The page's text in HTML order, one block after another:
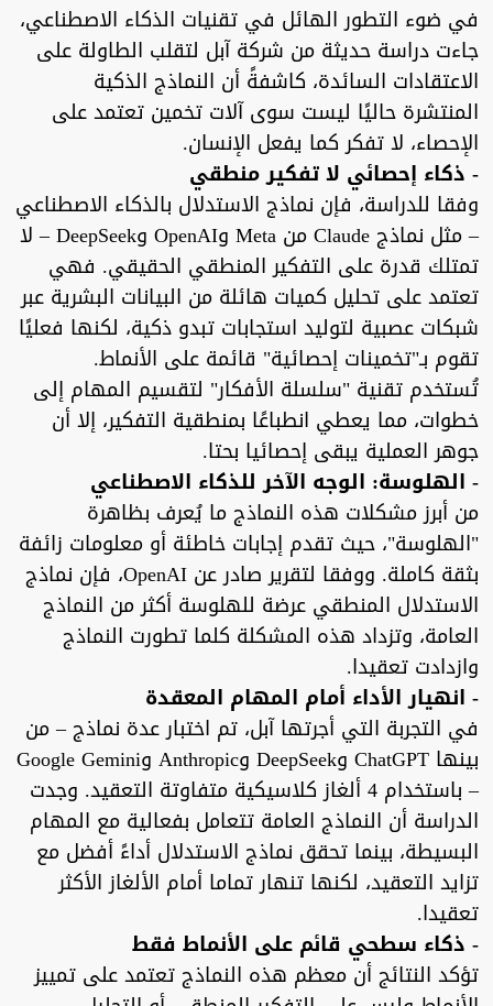
في ضوء التطور الهائل في تقنيات الذكاء الاصطناعي،
جاءت دراسة حديثة من شركة آبل لتقلب الطاولة على
الاعتقادات السائدة، كاشفةً أن النماذج الذكية
المنتشرة حاليًا ليست سوى آلات تخمين تعتمد على
الإحصاء، لا تفكر كما يفعل الإنسان.
- ذكاء إحصائي لا تفكير منطقي
وفقا للدراسة، فإن نماذج الاستدلال بالذكاء الاصطناعي
– مثل نماذج Claude من Meta وOpenAI وDeepSeek – لا
تمتلك قدرة على التفكير المنطقي الحقيقي. فهي
تعتمد على تحليل كميات هائلة من البيانات البشرية عبر
شبكات عصبية لتوليد استجابات تبدو ذكية، لكنها فعليًا
تقوم بـ"تخمينات إحصائية" قائمة على الأنماط.
تُستخدم تقنية "سلسلة الأفكار" لتقسيم المهام إلى
خطوات، مما يعطي انطباعًا بمنطقية التفكير، إلا أن
جوهر العملية يبقى إحصائيا بحتا.
- الهلوسة: الوجه الآخر للذكاء الاصطناعي
من أبرز مشكلات هذه النماذج ما يُعرف بظاهرة
"الهلوسة"، حيث تقدم إجابات خاطئة أو معلومات زائفة
بثقة كاملة. ووفقا لتقرير صادر عن OpenAI، فإن نماذج
الاستدلال المنطقي عرضة للهلوسة أكثر من النماذج
العامة، وتزداد هذه المشكلة كلما تطورت النماذج
وازدادت تعقيدا.
- انهيار الأداء أمام المهام المعقدة
في التجربة التي أجرتها آبل، تم اختبار عدة نماذج – من
بينها ChatGPT وDeepSeek وAnthropic وGoogle Gemini
– باستخدام 4 ألغاز كلاسيكية متفاوتة التعقيد. وجدت
الدراسة أن النماذج العامة تتعامل بفعالية مع المهام
البسيطة، بينما تحقق نماذج الاستدلال أداءً أفضل مع
تزايد التعقيد، لكنها تنهار تماما أمام الألغاز الأكثر
تعقيدا.
- ذكاء سطحي قائم على الأنماط فقط
تؤكد النتائج أن معظم هذه النماذج تعتمد على تمييز